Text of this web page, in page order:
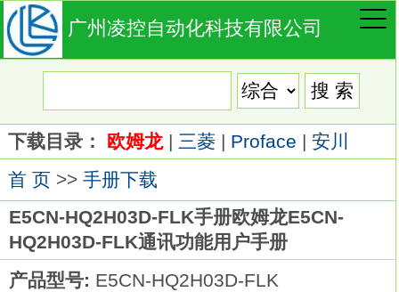
广州凌控自动化科技有限公司
下载目录： 欧姆龙| 三菱| Proface | 安川
首 页>> 手册下载
E5CN-HQ2H03D-FLK手册欧姆龙E5CN-
HQ2H03D-FLK通讯功能用户手册
产品型号: E5CN-HQ2H03D-FLK